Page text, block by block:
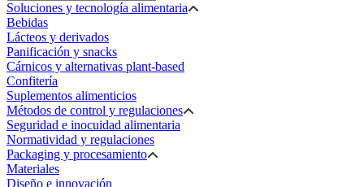
Soluciones y tecnología alimentaria
Bebidas
Lácteos y derivados
Panificación y snacks
Cárnicos y alternativas plant-based
Confitería
Suplementos alimenticios
Métodos de control y regulaciones
Seguridad e inocuidad alimentaria
Normatividad y regulaciones
Packaging y procesamiento
Materiales
Diseño e innovación